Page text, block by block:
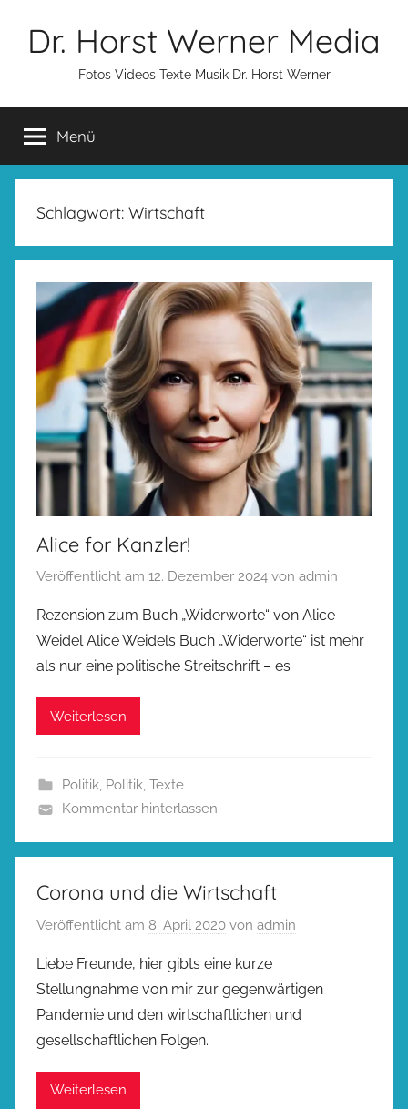
InhaltDr. Horst Werner Media
Fotos Videos Texte Musik Dr. Horst Werner
Menü
Schlagwort: Wirtschaft
Alice for Kanzler!
Veröffentlicht am 12. Dezember 2024 von admin
Rezension zum Buch „Widerworte“ von Alice
Weidel Alice Weidels Buch „Widerworte“ ist mehr
als nur eine politische Streitschrift – es
Weiterlesen
Politik, Politik, Texte
Kommentar hinterlassen
Corona und die Wirtschaft
Veröffentlicht am 8. April 2020 von admin
Liebe Freunde, hier gibts eine kurze
Stellungnahme von mir zur gegenwärtigen
Pandemie und den wirtschaftlichen und
gesellschaftlichen Folgen.
Weiterlesen